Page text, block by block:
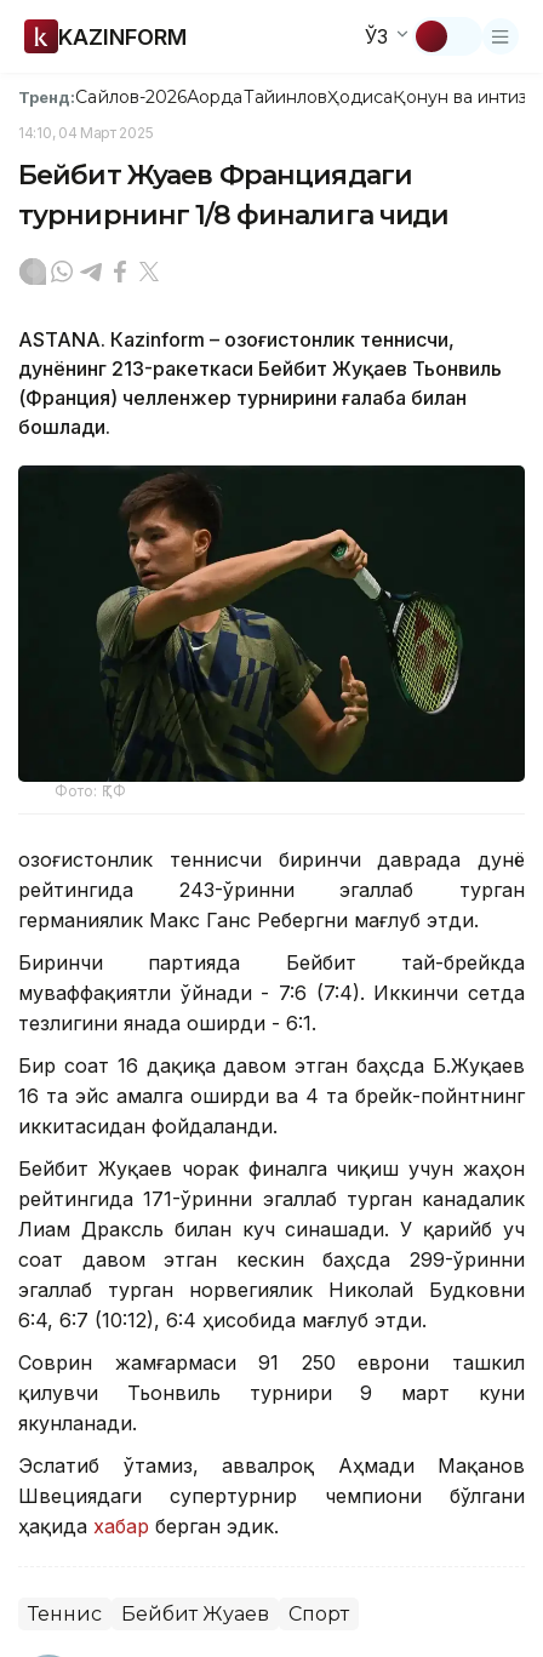
KAZINFORM ЎЗ
Тренд:Сайлов-2026АқордаТайинловҲодисаҚонун ва
14:10, 04 Март 2025
Бейбит Жуқаев Франциядаги
турнирнинг 1/8 финалига чиқди
ASTANА. Кazinform – Қозоғистонлик теннисчи,
дунёнинг 213-ракеткаси Бейбит Жуқаев Тьонвиль
(Франция) челленжер турнирини ғалаба билан
бошлади.
Фото: ҚТФ
Қозоғистонлик теннисчи биринчи даврада дунё
рейтингида 243-ўринни эгаллаб турган
германиялик Макс Ганс Ребергни мағлуб этди.
Биринчи партияда Бейбит тай-брейкда
муваффақиятли ўйнади - 7:6 (7:4). Иккинчи сетда
тезлигини янада оширди - 6:1.
Бир соат 16 дақиқа давом этган баҳсда Б.Жуқаев
16 та эйс амалга оширди ва 4 та брейк-пойнтнинг
иккитасидан фойдаланди.
Бейбит Жуқаев чорак финалга чиқиш учун жаҳон
рейтингида 171-ўринни эгаллаб турган канадалик
Лиам Драксль билан куч синашади. У қарийб уч
соат давом этган кескин баҳсда 299-ўринни
эгаллаб турган норвегиялик Николай Будковни
6:4, 6:7 (10:12), 6:4 ҳисобида мағлуб этди.
Соврин жамғармаси 91 250 еврони ташкил
қилувчи Тьонвиль турнири 9 март куни
якунланади.
Эслатиб ўтамиз, аввалроқ Аҳмади Мақанов
Швециядаги супертурнир чемпиони бўлгани
ҳақида хабар берган эдик.
Теннис Бейбит Жуқаев Спорт